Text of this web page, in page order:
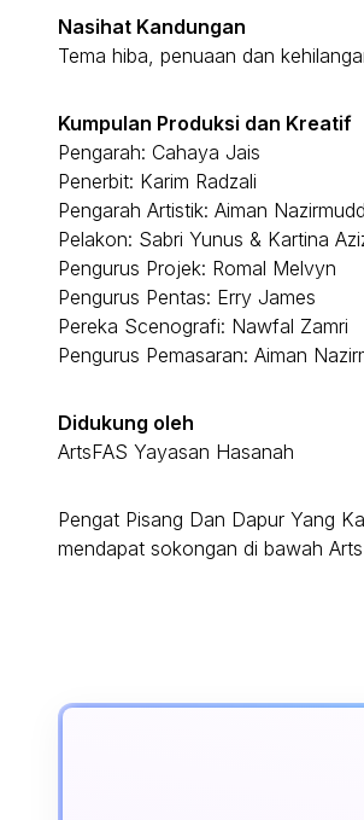
Nasihat Kandungan
Tema hiba, penuaan dan
Kumpulan Produksi dan Kreatif
Pengarah: Cahaya Jais
Penerbit: Karim Radzali
Pengarah Artistik: Aiman
Pelakon: Sabri Yunus & Kartina
Pengurus Projek: Romal Melvyn
Pengurus Pentas: Erry James
Pereka Scenografi: Nawfal Zamri
Pengurus Pemasaran: Aiman
Didukung oleh
ArtsFAS Yayasan Hasanah
Pengat Pisang Dan Dapur Yang
mendapat sokongan di bawah